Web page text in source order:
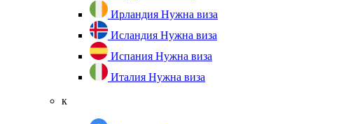
Ирландия Нужна виза
Исландия Нужна виза
Испания Нужна виза
Италия Нужна виза
к